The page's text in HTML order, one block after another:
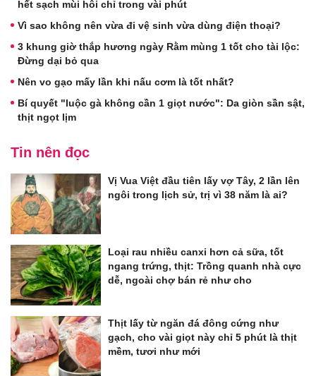
hết sạch mùi hôi chỉ trong vài phút
Vì sao không nên vừa đi vệ sinh vừa dùng điện thoại?
3 khung giờ thắp hương ngày Rằm mùng 1 tốt cho tài lộc:
Đừng dại bỏ qua
Nên vo gạo mấy lần khi nấu cơm là tốt nhất?
Bí quyết "luộc gà không cần 1 giọt nước": Da giòn sần sật,
thịt ngọt lịm
Tin nên đọc
Vị Vua Việt đầu tiên lấy vợ Tây, 2 lần lên
ngôi trong lịch sử, trị vì 38 năm là ai?
Loại rau nhiều canxi hơn cả sữa, tốt
ngang trứng, thịt: Trồng quanh nhà cực
dễ, ngoài chợ bán rẻ như cho
Thịt lấy từ ngăn đá đông cứng như
gạch, cho vài giọt này chỉ 5 phút là thịt
mềm, tươi như mới